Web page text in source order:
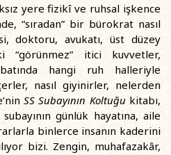
yere fizikî ve ruhsal işkence
“sıradan” bir bürokrat nasıl
doktoru, avukatı, üst düzey
“görünmez” itici kuvvetler,
hangi ruh halleriyle
nasıl giyinirler, nelerden
SS Subayının Koltuğukitabı,
günlük hayatına, aile
binlerce insanın kaderini
bizi. Zengin, muhafazakâr,